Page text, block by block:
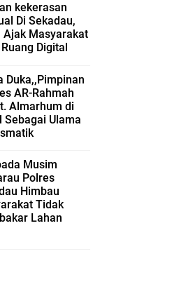
kekerasan
Di Sekadau,
Ajak Masyarakat
Digital
Duka,,Pimpinan
AR-Rahmah
Almarhum di
Sebagai Ulama
Musim
Polres
Himbau
Tidak
Lahan